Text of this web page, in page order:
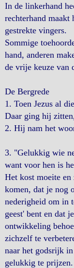
In de linkerhand
rechterhand maakt
gestrekte vingers.
Sommige
hand, anderen
de vrije keuze van
De Bergrede
1. Toen Jezus al
Daar ging hij
2. Hij nam het
3. "Gelukkig wie
want voor hen is
Het kost moeite
komen, dat je nog
nederigheid om in
geest' bent en dat
ontwikkeling
zichzelf te
naar het godsrijk
gelukkig te prijzen.